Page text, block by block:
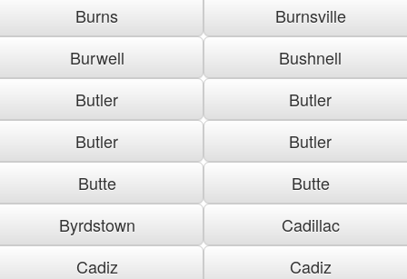
Burns
Burnsville
Burwell
Bushnell
Butler
Butler
Butler
Butler
Butte
Butte
Byrdstown
Cadillac
Cadiz
Cadiz